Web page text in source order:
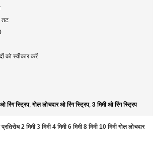
तट
को स्वीकार करें
रिंग स्ट्रिप,गोल लोचदार ओ रिंग स्ट्रिप, 3 मिमी ओ रिंग स्ट्रिप
2 मिमी 3 मिमी 4 मिमी 6 मिमी 8 मिमी 10 मिमी गोल लोचदार